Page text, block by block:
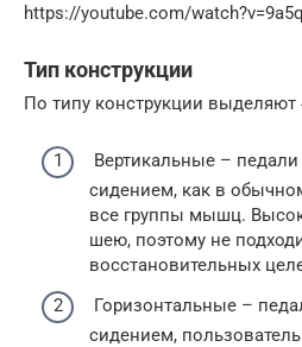
https://youtube.com/
Тип конструкции
По типу конструкции выделяют
Вертикальные –
сидением, как в
все группы мышц.
шею, поэтому не
восстановительных
Горизонтальные –
сидением,